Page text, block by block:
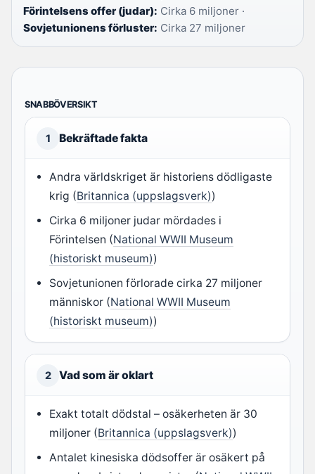
Förintelsens offer (judar): Cirka 6 miljoner ·
Sovjetunionens förluster: Cirka 27 miljoner
SNABBÖVERSIKT
1 Bekräftade fakta
Andra världskriget är historiens dödligaste
krig (Britannica (uppslagsverk))
Cirka 6 miljoner judar mördades i
Förintelsen (National WWII Museum
(historiskt museum))
Sovjetunionen förlorade cirka 27 miljoner
människor (National WWII Museum
(historiskt museum))
2 Vad som är oklart
Exakt totalt dödstal – osäkerheten är 30
miljoner (Britannica (uppslagsverk))
Antalet kinesiska dödsoffer är osäkert på